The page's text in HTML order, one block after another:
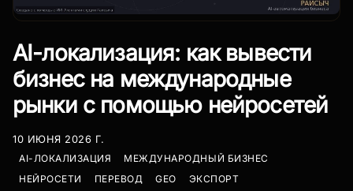
AI-локализация: как вывести
бизнес на международные
рынки с помощью нейросетей
10 ИЮНЯ 2026 Г.
AI-ЛОКАЛИЗАЦИЯ
МЕЖДУНАРОДНЫЙ БИЗНЕС
НЕЙРОСЕТИ
ПЕРЕВОД GEO ЭКСПОРТ